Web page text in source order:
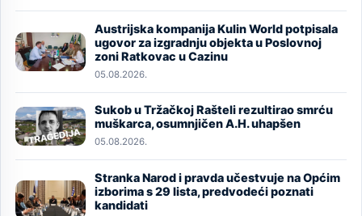
Image
Austrijska kompanija Kulin World potpisala
ugovor za izgradnju objekta u Poslovnoj
zoni Ratkovac u Cazinu
05.08.2026.
Image
Sukob u Tržačkoj Rašteli rezultirao smrću
muškarca, osumnjičen A.H. uhapšen
05.08.2026.
Image
Stranka Narod i pravda učestvuje na Općim
izborima s 29 lista, predvodeći poznati
kandidati